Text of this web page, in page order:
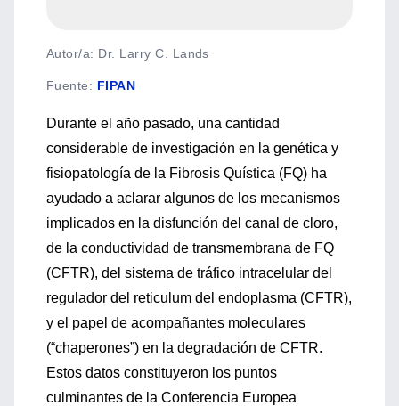
Autor/a: Dr. Larry C. Lands
Fuente: FIPAN
Durante el año pasado, una cantidad
considerable de investigación en la genética y
fisiopatología de la Fibrosis Quística (FQ) ha
ayudado a aclarar algunos de los mecanismos
implicados en la disfunción del canal de cloro,
de la conductividad de transmembrana de FQ
(CFTR), del sistema de tráfico intracelular del
regulador del reticulum del endoplasma (CFTR),
y el papel de acompañantes moleculares
(“chaperones”) en la degradación de CFTR.
Estos datos constituyeron los puntos
culminantes de la Conferencia Europea